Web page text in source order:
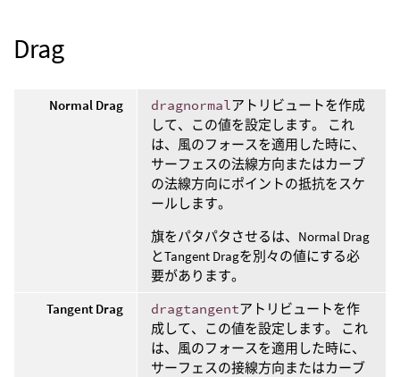
Drag
Normal Drag dragnormalアトリビュートを作成
して、この値を設定します。 これ
は、風のフォースを適用した時に、
サーフェスの法線方向またはカーブ
の法線方向にポイントの抵抗をスケ
ールします。
旗をパタパタさせるは、Normal Drag
とTangent Dragを別々の値にする必
要があります。
Tangent Drag
dragtangentアトリビュートを作
成して、この値を設定します。 これ
は、風のフォースを適用した時に、
サーフェスの接線方向またはカーブ